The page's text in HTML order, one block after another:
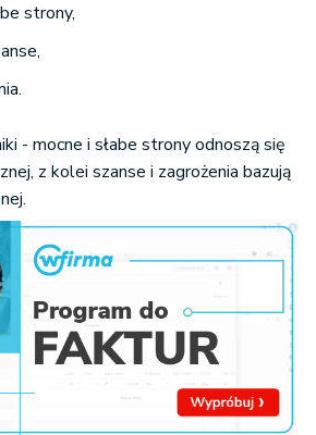
strony,
- mocne i słabe strony odnoszą się
z kolei szanse i zagrożenia bazują